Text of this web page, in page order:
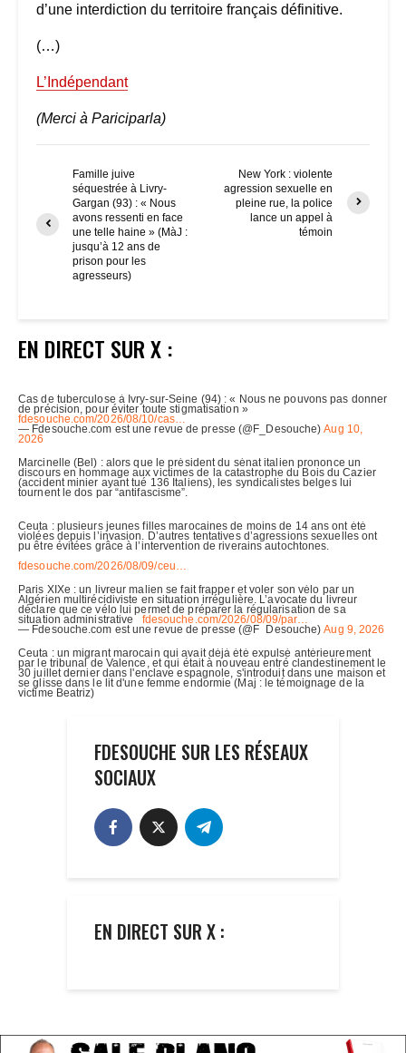
d’une interdiction du territoire français définitive.
(…)
L’Indépendant
(Merci à Pariciparla)
Famille juive
séquestrée à Livry-
Gargan (93) : « Nous
avons ressenti en face
une telle haine » (MàJ :
jusqu’à 12 ans de
prison pour les
agresseurs)
New York : violente
agression sexuelle en
pleine rue, la police
lance un appel à
témoin
EN DIRECT SUR X :
FDESOUCHE SUR LES RÉSEAUX
SOCIAUX
EN DIRECT SUR X :